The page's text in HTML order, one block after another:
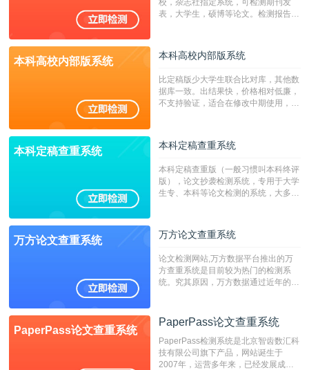
表，大学生，硕博等论文。检测报告支
本科高校内部版系统 本科高校内部版系统
比定稿版少大学生联合比对库，其他数
据库一致。出结果快，价格相对低廉，
不支持验证，适合在修改中期使用，定
本科定稿查重系统 本科定稿查重系统
本科定稿查重版（一般习惯叫本科终评
版），论文抄袭检测系统，专用于大学
生专、本科等论文检测的系统，大多数
万方论文查重系统 万方论文查重系统
论文检测网站,万方数据平台推出的万
方查重系统是目前较为热门的检测系
统。究其原因，万方数据通过近年的发
检测系统，其真实性和权威性无可厚
非。其次，相对于知网而言，万方检测
费用少，上手容易，是学生初次论文查
重的推荐系统。
PaperPass论文查重系统
PaperPass论文查重系统
PaperPass检测系统是北京智齿数汇科
技有限公司旗下产品，网站诞生于
2007年，运营多年来，已经发展成为